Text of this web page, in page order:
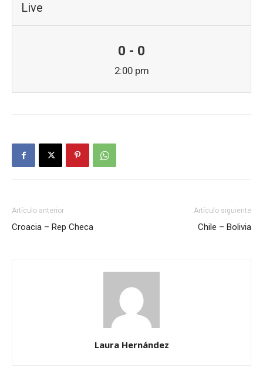
Live
0 - 0
2:00 pm
Artículo anterior
Croacia – Rep Checa
Artículo siguiente
Chile – Bolivia
Laura Hernández